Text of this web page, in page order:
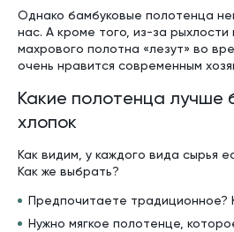
Однако бамбуковые полотенца
нас. А кроме того, из-за рыхлости
махрового полотна «лезут» во
очень нравится современным
Какие полотенца лучше
хлопок
Как видим, у каждого вида сырья
Как же выбрать?
Предпочитаете традиционное?
Нужно мягкое полотенце,